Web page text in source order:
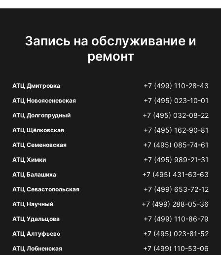
Запись на обслуживание и
ремонт
АТЦ Дмитровка +7 (499) 110-28-43
АТЦ Новоясеневская +7 (495) 023-10-01
АТЦ Долгопрудный +7 (495) 032-08-22
АТЦ Щёлковская +7 (495) 162-90-81
АТЦ Семеновская +7 (495) 085-74-61
АТЦ Химки +7 (495) 989-21-31
АТЦ Балашиха +7 (495) 431-63-63
АТЦ Севастопольская +7 (499) 653-72-12
АТЦ Научный +7 (499) 288-05-36
АТЦ Удальцова +7 (499) 110-86-79
АТЦ Алтуфьево +7 (495) 023-81-52
АТЦ Лобненская +7 (499) 110-53-06